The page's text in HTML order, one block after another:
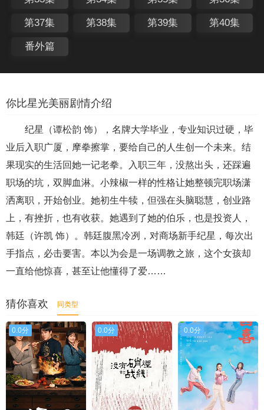
第37集 第38集 第39集 第40集
番外篇
你比星光美丽剧情介绍
纪星（谭松韵 饰），名牌大学毕业，专业知识过硬，毕
业后入职广厦，摩拳擦掌，要给自己的人生创一个未来。结
果现实的生活回她一记老拳。入职三年，没熬出头，还踩遍
职场的坑，双脚血淋。小辣椒一样的性格让她整顿完职场潇
洒离职，开始创业。她初生牛犊，但强在头脑聪慧，创业路
上，有挫折，也有收获。她遇到了她的伯乐，也是投资人，
韩廷（许凯 饰）。韩廷腹黑冷冽，对商场新手纪星，每次出
手指点，必击要害。本以为会是一场调教之旅，这个女孩却
一直给他惊喜，甚至让他懂得了爱……
猜你喜欢 同类型
0.0分 0.0分 0.0分